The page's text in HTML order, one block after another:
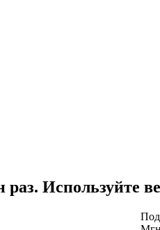
Используйте